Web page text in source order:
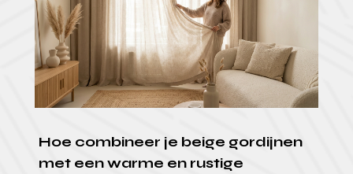
Hoe combineer je beige gordijnen
met een warme en rustige